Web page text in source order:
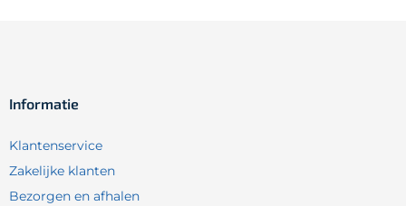
Informatie
Klantenservice
Zakelijke klanten
Bezorgen en afhalen